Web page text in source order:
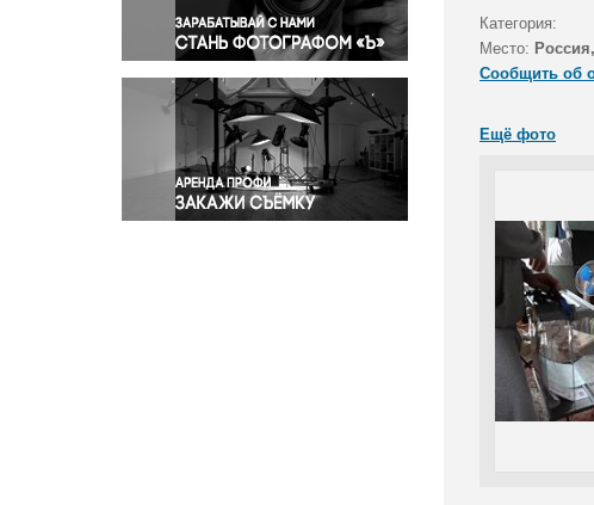
Происшествия и конфликты
Религия
Светская жизнь
Спорт
Экология
Экономика и бизнес
Категория:
Место:
Сообщить об
Ещё фото